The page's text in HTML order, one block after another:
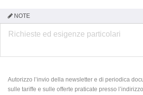
NOTE
Autorizzo l’invio della newsletter e di periodica
sulle tariffe e sulle offerte praticate presso